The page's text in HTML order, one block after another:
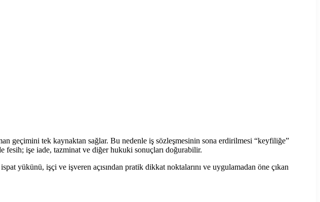
geçimini tek kaynaktan sağlar. Bu nedenle iş sözleşmesinin sona erdirilmesi “keyfiliğe”
fesih; işe iade, tazminat ve diğer hukuki sonuçları doğurabilir.
yükünü, işçi ve işveren açısından pratik dikkat noktalarını ve uygulamadan öne çıkan